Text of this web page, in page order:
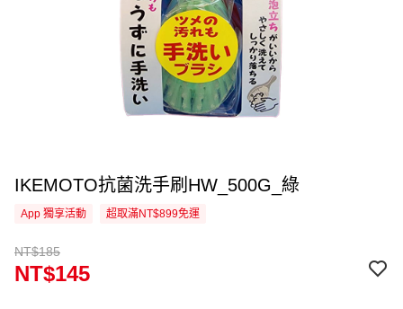
IKEMOTO抗菌洗手刷HW_500G_綠
App 獨享活動 超取滿NT$899免運
NT$185
NT$145